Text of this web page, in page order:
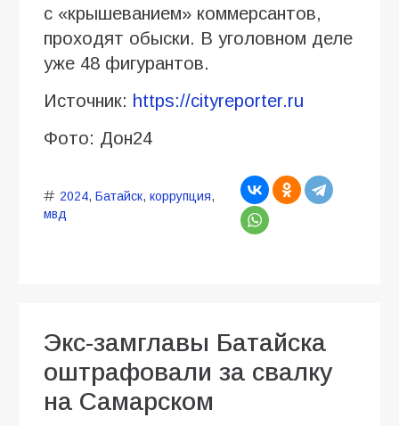
с «крышеванием» коммерсантов,
проходят обыски. В уголовном деле
уже 48 фигурантов.
Источник: https://cityreporter.ru
Фото: Дон24
2024, Батайск, коррупция,
мвд
Экс-замглавы Батайска
оштрафовали за свалку
на Самарском